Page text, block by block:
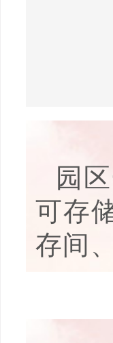
园
可存
存间